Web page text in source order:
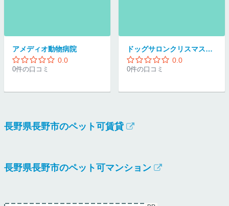
アメディオ動物病院
0.0
0件の口コミ
ドッグサロンクリスマスキャンドル
0.0
0件の口コミ
長野県長野市のペット可賃貸
長野県長野市のペット可マンション